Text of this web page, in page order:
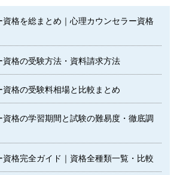
資格を総まとめ｜心理カウンセラー資格
資格の受験方法・資料請求方法
格の受験料相場と比較まとめ
格の学習期間と試験の難易度・徹底調
格完全ガイド｜資格全種類一覧・比較